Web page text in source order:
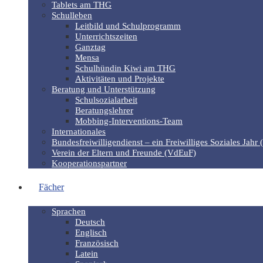
Tablets am THG
Schulleben
Leitbild und Schulprogramm
Unterrichtszeiten
Ganztag
Mensa
Schulhündin Kiwi am THG
Aktivitäten und Projekte
Beratung und Unterstützung
Schulsozialarbeit
Beratungslehrer
Mobbing-Interventions-Team
Internationales
Bundesfreiwilligendienst – ein Freiwilliges Soziales Jahr
Verein der Eltern und Freunde (VdEuF)
Kooperationspartner
Fächer
Sprachen
Deutsch
Englisch
Französisch
Latein